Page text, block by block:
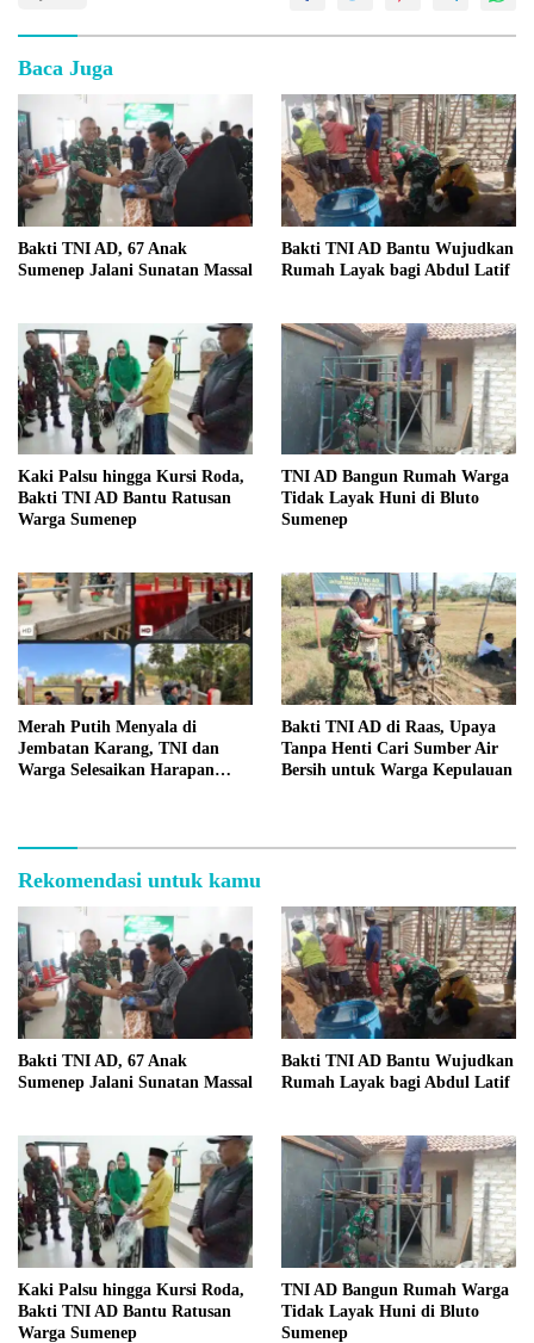
Baca Juga
Bakti TNI AD, 67 Anak
Sumenep Jalani Sunatan Massal
Bakti TNI AD Bantu Wujudkan
Rumah Layak bagi Abdul Latif
Kaki Palsu hingga Kursi Roda,
Bakti TNI AD Bantu Ratusan
Warga Sumenep
TNI AD Bangun Rumah Warga
Tidak Layak Huni di Bluto
Sumenep
Merah Putih Menyala di
Jembatan Karang, TNI dan
Warga Selesaikan Harapan
Bakti TNI AD di Raas, Upaya
Tanpa Henti Cari Sumber Air
Bersih untuk Warga Kepulauan
Rekomendasi untuk kamu
Bakti TNI AD, 67 Anak
Sumenep Jalani Sunatan Massal
Bakti TNI AD Bantu Wujudkan
Rumah Layak bagi Abdul Latif
Kaki Palsu hingga Kursi Roda,
Bakti TNI AD Bantu Ratusan
Warga Sumenep
TNI AD Bangun Rumah Warga
Tidak Layak Huni di Bluto
Sumenep